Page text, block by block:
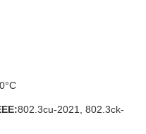
802.3cu-2021, 802.3ck-